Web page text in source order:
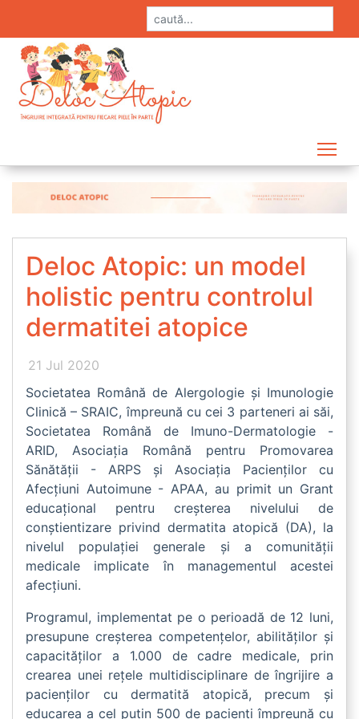
Deloc Atopic: un model
holistic pentru controlul
dermatitei atopice
21 Jul 2020
Societatea Română de Alergologie și Imunologie
Clinică – SRAIC, împreună cu cei 3 parteneri ai săi,
Societatea Română de Imuno-Dermatologie -
ARID, Asociația Română pentru Promovarea
Sănătății - ARPS și Asociația Pacienților cu
Afecțiuni Autoimune - APAA, au primit un Grant
educațional pentru creșterea nivelului de
conștientizare privind dermatita atopică (DA), la
nivelul populației generale și a comunității
medicale implicate în managementul acestei
afecțiuni.
Programul, implementat pe o perioadă de 12 luni,
presupune creșterea competențelor, abilităților și
capacităților a 1.000 de cadre medicale, prin
crearea unei rețele multidisciplinare de îngrijire a
pacienților cu dermatită atopică, precum și
educarea a cel puțin 500 de pacienți împreună cu